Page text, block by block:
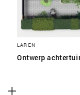
LAREN
Ontwerp